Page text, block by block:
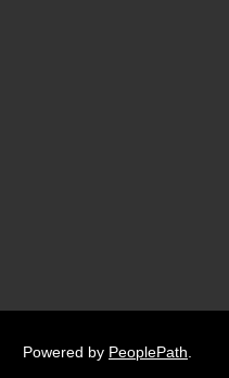
Powered by PeoplePath